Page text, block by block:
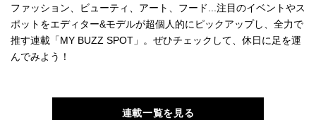
ファッション、ビューティ、アート、フード...注目のイベントやス
ポットをエディター&モデルが超個人的にピックアップし、全力で
推す連載「MY BUZZ SPOT」。ぜひチェックして、休日に足を運
んでみよう！
連載一覧を見る